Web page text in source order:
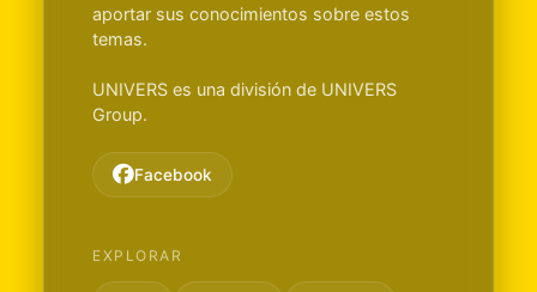
aportar sus conocimientos sobre estos
temas.
UNIVERS es una división de UNIVERS
Group.
Facebook
EXPLORAR